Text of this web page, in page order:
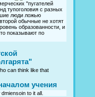
"пугателей
тупоголовия с разных
люди ложью
обычные не хотят
образованности, и
показывают по
can think like that
учения
to it all.